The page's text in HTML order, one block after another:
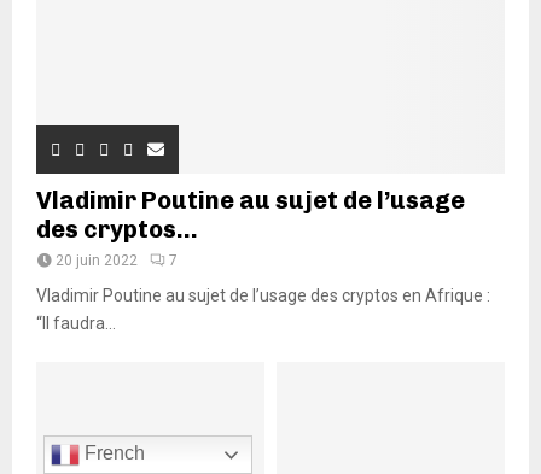
Vladimir Poutine au sujet de l’usage
des cryptos...
20 juin 2022 7
Vladimir Poutine au sujet de l’usage des cryptos en Afrique :
“Il faudra...
French